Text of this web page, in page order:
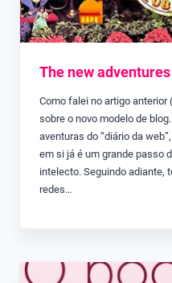
The new
Como falei no artigo anterior
sobre o novo modelo de
aventuras do “diário da
em si já é um grande passo
intelecto. Seguindo adiante,
redes…